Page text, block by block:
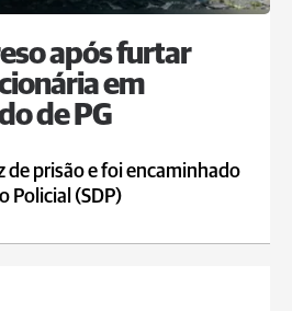
após furtar
em
de PG
de prisão e foi encaminhado
Policial (SDP)